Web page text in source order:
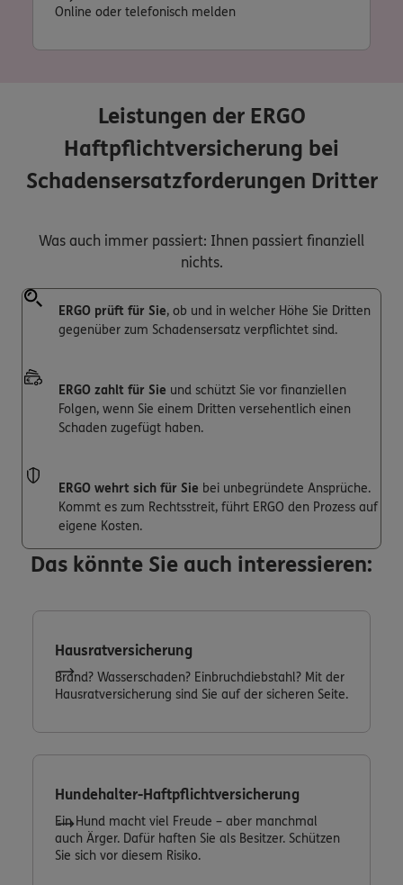
Online oder telefonisch melden
Leistungen der ERGO
Haftpflichtversicherung bei
Schadensersatzforderungen Dritter
Was auch immer passiert: Ihnen passiert finanziell
nichts.
ERGO prüft für Sie, ob und in welcher Höhe Sie Dritten
gegenüber zum Schadensersatz verpflichtet sind.
ERGO zahlt für Sie und schützt Sie vor finanziellen
Folgen, wenn Sie einem Dritten versehentlich einen
Schaden zugefügt haben.
ERGO wehrt sich für Sie bei unbegründete Ansprüche.
Kommt es zum Rechtsstreit, führt ERGO den Prozess auf
eigene Kosten.
Das könnte Sie auch interessieren:
Hausratversicherung
Brand? Wasserschaden? Einbruchdiebstahl? Mit der
Hausratversicherung sind Sie auf der sicheren Seite.
Hundehalter-Haftpflichtversicherung
Ein Hund macht viel Freude – aber manchmal
auch Ärger. Dafür haften Sie als Besitzer. Schützen
Sie sich vor diesem Risiko.